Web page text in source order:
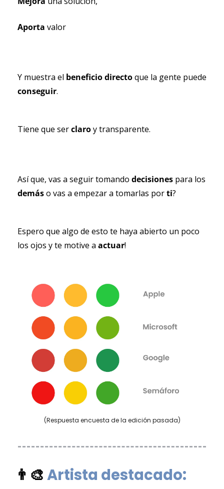
Aporta valor
Y muestra el beneficio directo
conseguir.
Tiene que ser claro y transparente.
Así que, vas a seguir tomando decisiones
demás o vas a empezar a tomarlas por ti?
Espero que algo de esto te haya abierto un poco
los ojos y te motive a actuar!
(Respuesta encuesta de la edición pasada)
👨‍🎨